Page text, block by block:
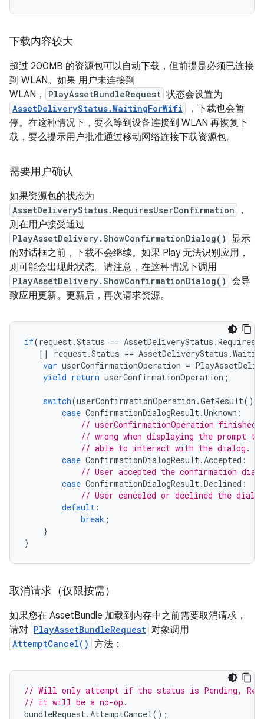
下载内容较大
超过 200MB 的资源包可以自动下载，但前提是必须已连接
到 WLAN。如果 用户未连接到
WLAN，
PlayAssetBundleRequest 状态会设置为
AssetDeliveryStatus.WaitingForWifi
，下载也会暂
停。在这种情况下，要么等到设备连接到 WLAN 再恢复下
载，要么提示用户批准通过移动网络连接下载资源包。
需要用户确认
如果资源包的状态为
AssetDeliveryStatus.RequiresUserConfirmation
，
则在用户接受通过
PlayAssetDelivery.ShowConfirmationDialog()
显示
的对话框之前，下载不会继续。如果 Play 无法识别应用，
则可能会出现此状态。请注意，在这种情况下调用
PlayAssetDelivery.ShowConfirmationDialog() 会导
致应用更新。更新后，再次请求资源。
if(request .Status == AssetDeliveryStatus .
||
request .Status == AssetDeliveryStatus .
var userConfirmationOperation =
yield return userConfirmationOperation ;
switch(userConfirmationOperation .GetResult())
case ConfirmationDialogResult .Unknown :
// userConfirmationOperation finished
// wrong when displaying the prompt
// able to interact with the dialog.
case ConfirmationDialogResult . Accepted :
// User accepted the confirmation
case ConfirmationDialogResult .Declined :
// User canceled or declined the
default :
break ;
}
}
取消请求（仅限按需）
如果您在 AssetBundle 加载到内存中之前需要取消请求，
请对 PlayAssetBundleRequest 对象调用
AttemptCancel() 方法：
// Will only attempt if the status is Pending,
// it will be a no-op.
bundleRequest . AttemptCancel ();